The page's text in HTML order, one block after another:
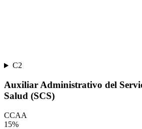
C2
Auxiliar Administrativo del
Salud (SCS)
CCAA
15%